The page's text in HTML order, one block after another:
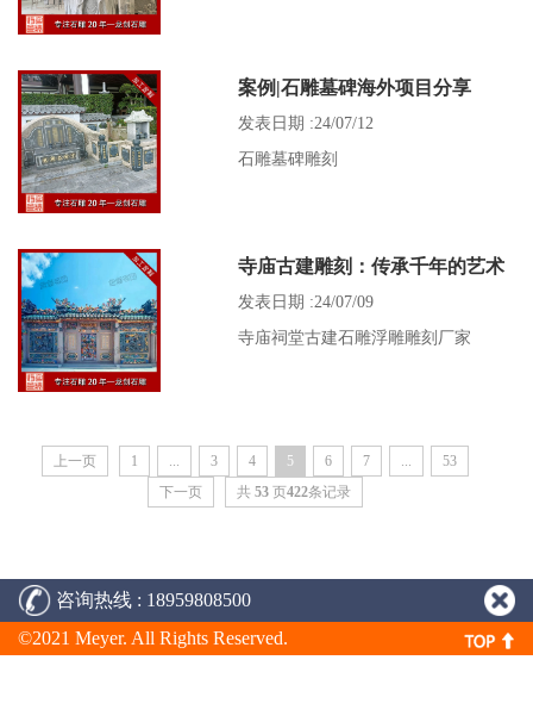
案例|石雕墓碑海外项目分享
发表日期 :24/07/12
石雕墓碑雕刻
寺庙古建雕刻：传承千年的艺术
瑰宝
发表日期 :24/07/09
寺庙祠堂古建石雕浮雕雕刻厂家
上一页 1 ... 3 4 5 6 7 ...
53
下一页
共 53 页422条记录
咨询热线 : 18959808500
©2021 Meyer. All Rights Reserved.